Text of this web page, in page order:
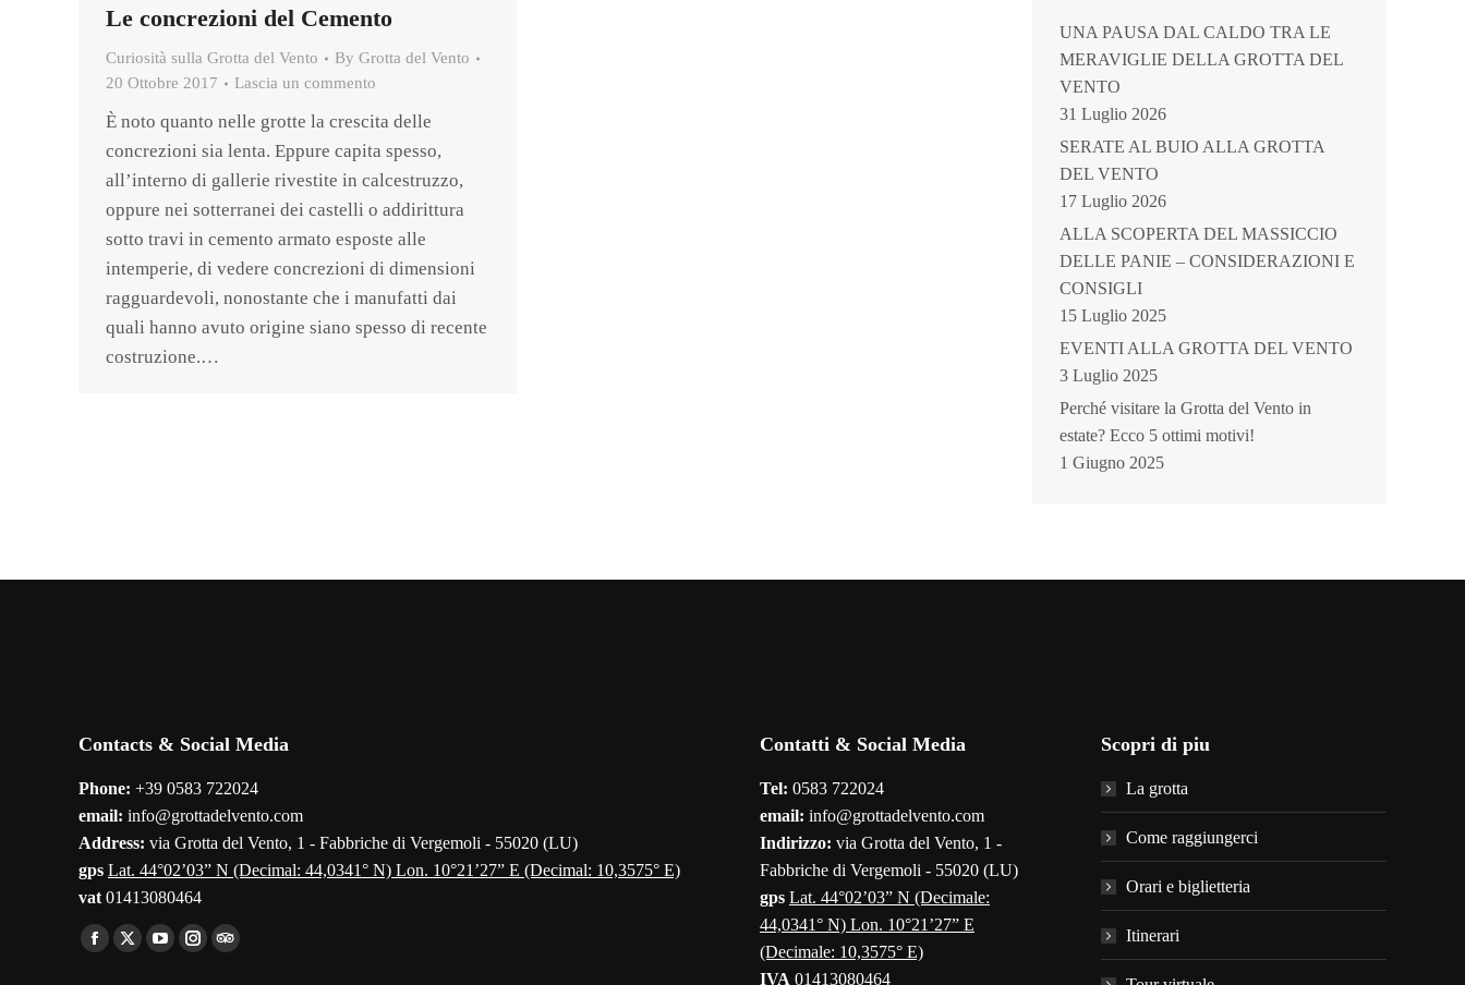
Le concrezioni del Cemento
Curiosità sulla Grotta del Vento By Grotta del Vento
20 Ottobre 2017
Lascia un commento
È noto quanto nelle grotte la crescita delle
concrezioni sia lenta. Eppure capita spesso,
all’interno di gallerie rivestite in calcestruzzo,
oppure nei sotterranei dei castelli o addirittura
sotto travi in cemento armato esposte alle
intemperie, di vedere concrezioni di dimensioni
ragguardevoli, nonostante che i manufatti dai
quali hanno avuto origine siano spesso di recente
costruzione.…
UNA PAUSA DAL CALDO TRA LE
MERAVIGLIE DELLA GROTTA DEL
VENTO
31 Luglio 2026
SERATE AL BUIO ALLA GROTTA
DEL VENTO
17 Luglio 2026
ALLA SCOPERTA DEL MASSICCIO
DELLE PANIE – CONSIDERAZIONI E
CONSIGLI
15 Luglio 2025
EVENTI ALLA GROTTA DEL VENTO
3 Luglio 2025
Perché visitare la Grotta del Vento in
estate? Ecco 5 ottimi motivi!
1 Giugno 2025
Contacts & Social Media
Phone: +39 0583 722024
email: info@grottadelvento.com
Address: via Grotta del Vento, 1 - Fabbriche di Vergemoli - 55020 (LU)
gps Lat. 44°02’03” N (Decimal: 44,0341° N) Lon. 10°21’27” E (Decimal: 10,3575° E)
vat 01413080464
Find us on:
Facebook
X
YouTubeInstagramTripAdvisor
Contatti & Social Media
Tel: 0583 722024
email: info@grottadelvento.com
Indirizzo: via Grotta del Vento, 1 -
Fabbriche di Vergemoli - 55020 (LU)
gps Lat. 44°02’03” N (Decimale:
44,0341° N) Lon. 10°21’27” E
(Decimale: 10,3575° E)
IVA 01413080464
Scopri di piu
La grotta
Come raggiungerci
Orari e biglietteria
Itinerari